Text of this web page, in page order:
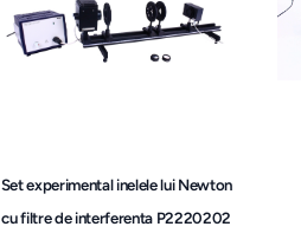
Set experimental inelele lui Newton
cu filtre de interferenta P2220202